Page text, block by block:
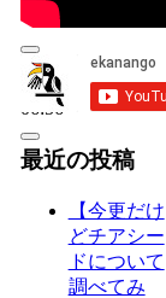
00:00
00:00
06:56
最近の投稿
【今更だけ
どチアシー
ドについて
調べてみ